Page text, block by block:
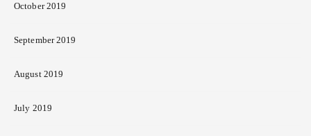
October 2019
September 2019
August 2019
July 2019